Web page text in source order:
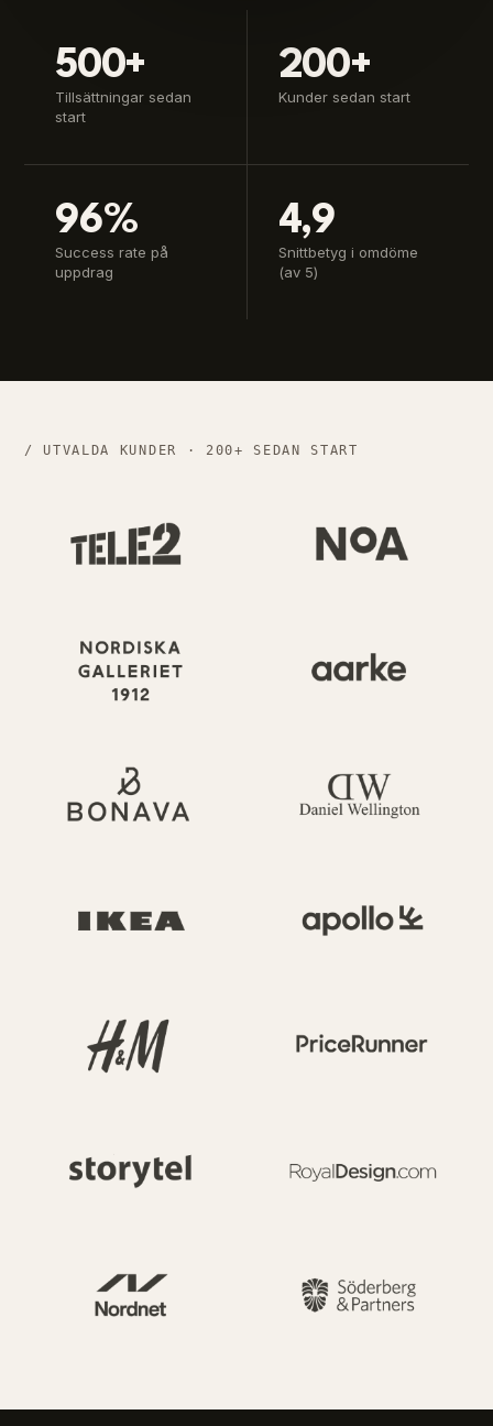
500+
Tillsättningar sedan
start
200+
Kunder sedan start
96%
Success rate på
uppdrag
4,9
Snittbetyg i omdöme
(av 5)
/ UTVALDA KUNDER · 200+ SEDAN START